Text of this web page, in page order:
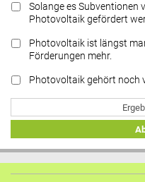
Solange es Subventionen
Photovoltaik gefördert
Photovoltaik ist längst
Förderungen mehr.
Photovoltaik gehört noch